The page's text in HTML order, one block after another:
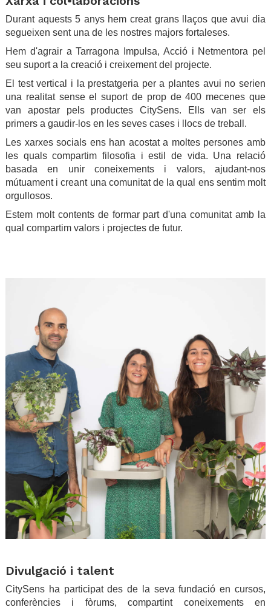
Durant aquests 5 anys hem creat grans llaços que avui dia
segueixen sent una de les nostres majors fortaleses.
Hem d'agrair a Tarragona Impulsa, Acció i Netmentora pel
seu suport a la creació i creixement del projecte.
El test vertical i la prestatgeria per a plantes avui no serien
una realitat sense el suport de prop de 400 mecenes que
van apostar pels productes CitySens. Ells van ser els
primers a gaudir-los en les seves cases i llocs de treball.
Les xarxes socials ens han acostat a moltes persones amb
les quals compartim filosofia i estil de vida. Una relació
basada en unir coneixements i valors, ajudant-nos
mútuament i creant una comunitat de la qual ens sentim molt
orgullosos.
Estem molt contents de formar part d'una comunitat amb la
qual compartim valors i projectes de futur.
Divulgació i talent
CitySens ha participat des de la seva fundació en cursos,
conferències i fòrums, compartint coneixements en